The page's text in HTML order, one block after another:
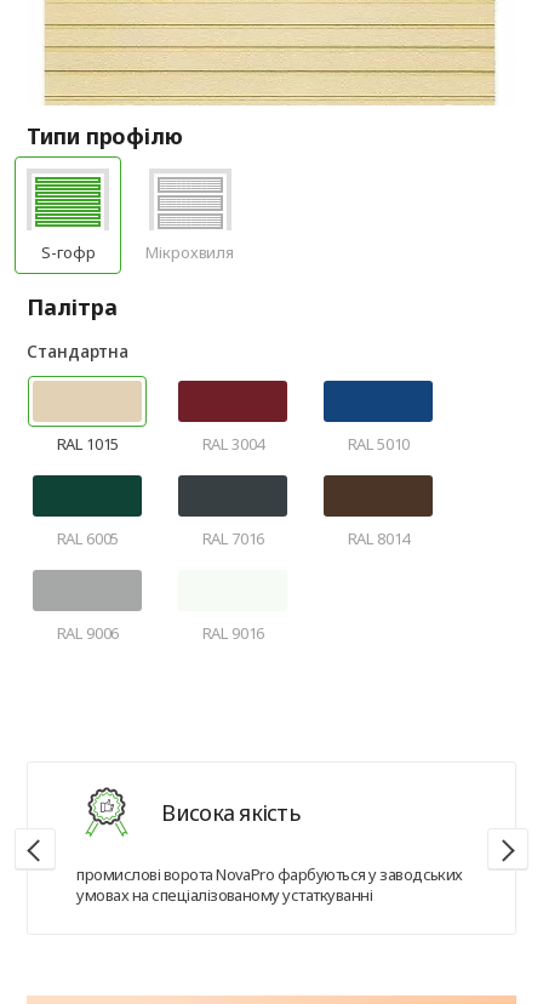
Типи профілю
S-гофр Мікрохвиля
Палітра
Стандартна
RAL 1015 RAL 3004 RAL 5010
RAL 6005 RAL 7016 RAL 8014
RAL 9006 RAL 9016
Висока якість
промислові ворота NovaPro фарбуються у заводських
умовах на спеціалізованому устаткуванні